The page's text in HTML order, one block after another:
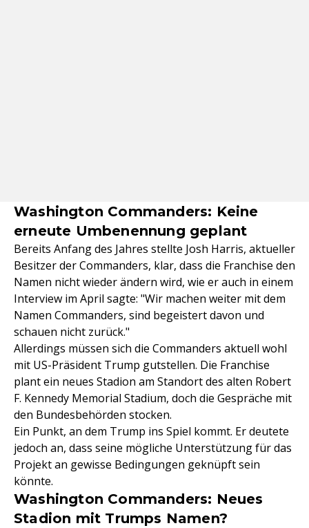
Washington Commanders: Keine
erneute Umbenennung geplant
Bereits Anfang des Jahres stellte Josh Harris, aktueller
Besitzer der Commanders, klar, dass die Franchise den
Namen nicht wieder ändern wird, wie er auch in einem
Interview im April sagte: "Wir machen weiter mit dem
Namen Commanders, sind begeistert davon und
schauen nicht zurück."
Allerdings müssen sich die Commanders aktuell wohl
mit US-Präsident Trump gutstellen. Die Franchise
plant ein neues Stadion am Standort des alten Robert
F. Kennedy Memorial Stadium, doch die Gespräche mit
den Bundesbehörden stocken.
Ein Punkt, an dem Trump ins Spiel kommt. Er deutete
jedoch an, dass seine mögliche Unterstützung für das
Projekt an gewisse Bedingungen geknüpft sein
könnte.
Washington Commanders: Neues
Stadion mit Trumps Namen?